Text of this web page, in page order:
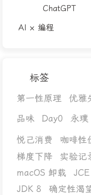
ChatGPT
AI × 编程
标签
第一性原理 优雅
品味
Day0 永璞
悦己消费 咖啡性
梯度下降 实验记
macOS 卸载
JCE
JDK 8
确定性渴